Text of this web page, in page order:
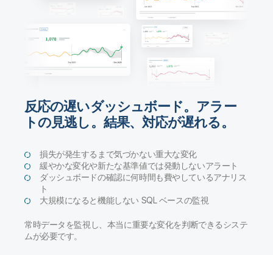
反応の遅いダッシュボード。アラー
トの見逃し。結果、対応が遅れる。
損失が発生するまで気づかない重大な変化
緩やかな変化や新たな基準値では発動しないアラート
ダッシュボードの確認に何時間も費やしているアナリス
ト
大規模になると機能しない SQL ベースの監視
常時データを監視し、本当に重要な変化を判断できるシステ
ムが必要です。